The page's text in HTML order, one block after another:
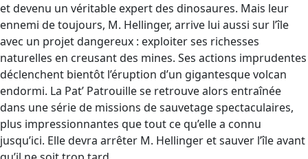
et devenu un véritable expert des dinosaures. Mais leur
ennemi de toujours, M. Hellinger, arrive lui aussi sur l’île
avec un projet dangereux : exploiter ses richesses
naturelles en creusant des mines. Ses actions imprudentes
déclenchent bientôt l’éruption d’un gigantesque volcan
endormi. La Pat’ Patrouille se retrouve alors entraînée
dans une série de missions de sauvetage spectaculaires,
plus impressionnantes que tout ce qu’elle a connu
jusqu’ici. Elle devra arrêter M. Hellinger et sauver l’île avant